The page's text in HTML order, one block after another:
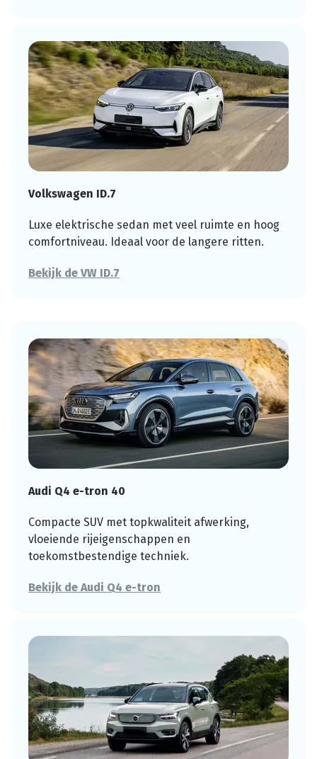
Volkswagen ID.7
Luxe elektrische sedan met veel ruimte en hoog
comfortniveau. Ideaal voor de langere ritten.
Bekijk de VW ID.7
Audi Q4 e-tron 40
Compacte SUV met topkwaliteit afwerking,
vloeiende rijeigenschappen en
toekomstbestendige techniek.
Bekijk de Audi Q4 e-tron